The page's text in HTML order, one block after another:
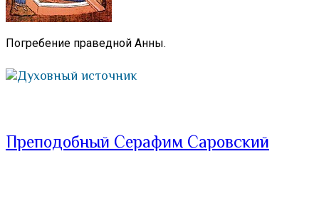
Погребение праведной Анны.
Духовный источник
Преподобный Серафим Саровский